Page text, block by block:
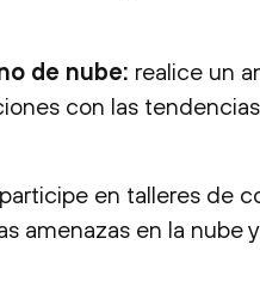
de nube: realice un
con las
participe en talleres de
amenazas en la nube